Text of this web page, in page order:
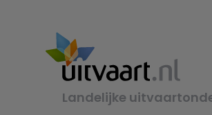
Landelijke